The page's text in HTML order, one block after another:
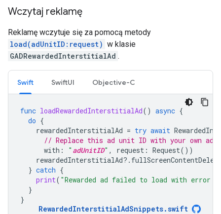
Wczytaj reklamę
Reklamę wczytuje się za pomocą metody
load(adUnitID:request) w klasie
GADRewardedInterstitialAd .
Swift SwiftUI Objective-C
func loadRewardedInterstitialAd() async {
do {
rewardedInterstitialAd = try await
// Replace this ad unit ID with your own ad
with : " adUnitID" , request : Request())
rewardedInterstitialAd?.
} catch {
print( "Rewarded ad failed to load with error:
}
}
RewardedInterstitialAdSnippets.swift